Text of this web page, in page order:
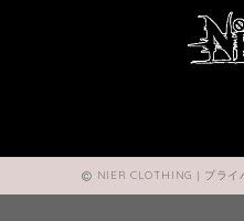
NIER CLOTHING | プライ